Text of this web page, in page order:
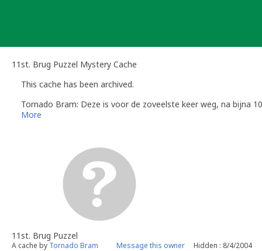
11st. Brug Puzzel Mystery Cache
This cache has been archived.
Tornado Bram: Deze is voor de zoveelste keer weg, na bijna
More
11st. Brug Puzzel
A cache by Tornado Bram Message this owner Hidden : 8/4/2004